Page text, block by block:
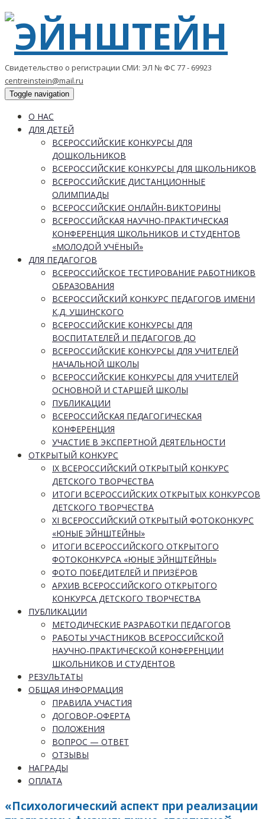
Свидетельство о регистрации СМИ: ЭЛ № ФС 77 - 69923
centreinstein@mail.ru
Toggle navigation
О НАС
ДЛЯ ДЕТЕЙ
ВСЕРОССИЙСКИЕ КОНКУРСЫ ДЛЯ
ДОШКОЛЬНИКОВ
ВСЕРОССИЙСКИЕ КОНКУРСЫ ДЛЯ ШКОЛЬНИКОВ
ВСЕРОССИЙСКИЕ ДИСТАНЦИОННЫЕ
ОЛИМПИАДЫ
ВСЕРОССИЙСКИЕ ОНЛАЙН-ВИКТОРИНЫ
ВСЕРОССИЙСКАЯ НАУЧНО-ПРАКТИЧЕСКАЯ
КОНФЕРЕНЦИЯ ШКОЛЬНИКОВ И СТУДЕНТОВ
«МОЛОДОЙ УЧЁНЫЙ»
ДЛЯ ПЕДАГОГОВ
ВСЕРОССИЙСКОЕ ТЕСТИРОВАНИЕ РАБОТНИКОВ
ОБРАЗОВАНИЯ
ВСЕРОССИЙСКИЙ КОНКУРС ПЕДАГОГОВ ИМЕНИ
К.Д. УШИНСКОГО
ВСЕРОССИЙСКИЕ КОНКУРСЫ ДЛЯ
ВОСПИТАТЕЛЕЙ И ПЕДАГОГОВ ДО
ВСЕРОССИЙСКИЕ КОНКУРСЫ ДЛЯ УЧИТЕЛЕЙ
НАЧАЛЬНОЙ ШКОЛЫ
ВСЕРОССИЙСКИЕ КОНКУРСЫ ДЛЯ УЧИТЕЛЕЙ
ОСНОВНОЙ И СТАРШЕЙ ШКОЛЫ
ПУБЛИКАЦИИ
ВСЕРОССИЙСКАЯ ПЕДАГОГИЧЕСКАЯ
КОНФЕРЕНЦИЯ
УЧАСТИЕ В ЭКСПЕРТНОЙ ДЕЯТЕЛЬНОСТИ
ОТКРЫТЫЙ КОНКУРС
IX ВСЕРОССИЙСКИЙ ОТКРЫТЫЙ КОНКУРС
ДЕТСКОГО ТВОРЧЕСТВА
ИТОГИ ВСЕРОССИЙСКИХ ОТКРЫТЫХ КОНКУРСОВ
ДЕТСКОГО ТВОРЧЕСТВА
XI ВСЕРОССИЙСКИЙ ОТКРЫТЫЙ ФОТОКОНКУРС
«ЮНЫЕ ЭЙНШТЕЙНЫ»
ИТОГИ ВСЕРОССИЙСКОГО ОТКРЫТОГО
ФОТОКОНКУРСА «ЮНЫЕ ЭЙНШТЕЙНЫ»
ФОТО ПОБЕДИТЕЛЕЙ И ПРИЗЁРОВ
АРХИВ ВСЕРОССИЙСКОГО ОТКРЫТОГО
КОНКУРСА ДЕТСКОГО ТВОРЧЕСТВА
ПУБЛИКАЦИИ
МЕТОДИЧЕСКИЕ РАЗРАБОТКИ ПЕДАГОГОВ
РАБОТЫ УЧАСТНИКОВ ВСЕРОССИЙСКОЙ
НАУЧНО-ПРАКТИЧЕСКОЙ КОНФЕРЕНЦИИ
ШКОЛЬНИКОВ И СТУДЕНТОВ
РЕЗУЛЬТАТЫ
ОБЩАЯ ИНФОРМАЦИЯ
ПРАВИЛА УЧАСТИЯ
ДОГОВОР-ОФЕРТА
ПОЛОЖЕНИЯ
ВОПРОС — ОТВЕТ
ОТЗЫВЫ
НАГРАДЫ
ОПЛАТА
«Психологический аспект при реализации